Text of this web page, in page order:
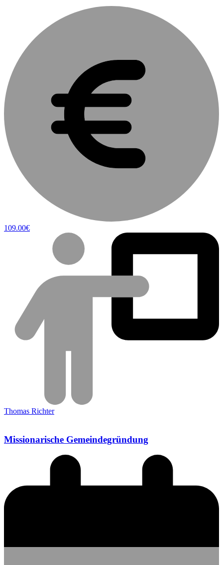
109.00€
Thomas Richter
Missionarische Gemeindegründung